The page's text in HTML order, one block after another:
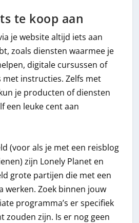
te koop aan
je website altijd iets aan
zoals diensten waarmee je
digitale cursussen of
met instructies. Zelfs met
je producten of diensten
een leuke cent aan
(voor als je met een reisblog
zijn Lonely Planet en
grote partijen die met een
werken. Zoek binnen jouw
programma’s er specifiek
zouden zijn. Is er nog geen